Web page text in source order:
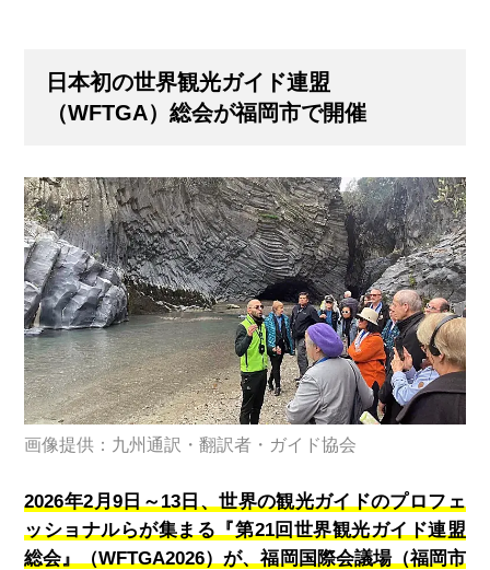
日本初の世界観光ガイド連盟
（WFTGA）総会が福岡市で開催
画像提供：九州通訳・翻訳者・ガイド協会
2026年2月9日～13日、世界の観光ガイドのプロフェ
ッショナルらが集まる『第21回世界観光ガイド連盟
総会』（WFTGA2026）が、福岡国際会議場（福岡市